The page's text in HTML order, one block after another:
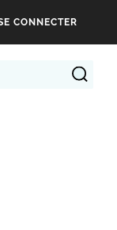
CONNECTER